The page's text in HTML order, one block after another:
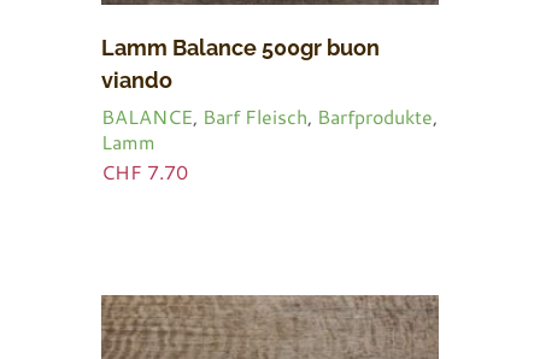
Lamm Balance 500gr buon
viando
BALANCE, Barf Fleisch, Barfprodukte,
Lamm
CHF 7.70